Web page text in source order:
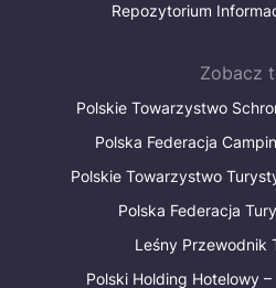
Repozytorium
Zobacz
Polskie Towarzystwo
Polska Federacja
Polskie Towarzystwo
Polska Federacja
Leśny Przewodnik
Polski Holding Hotelowy